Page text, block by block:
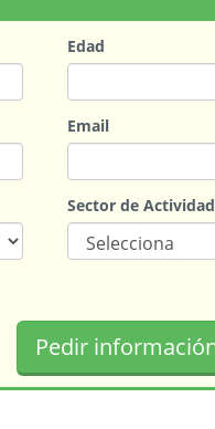
Edad
Email
Sector de Actividad